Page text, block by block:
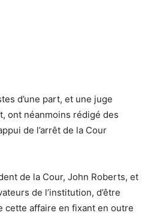
d’une part, et une juge
ont néanmoins rédigé des
de l’arrêt de la Cour
de la Cour, John Roberts, et
de l’institution, d’être
cette affaire en fixant en outre